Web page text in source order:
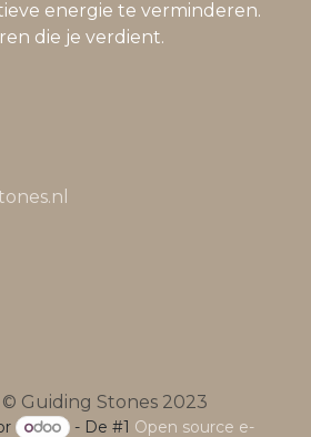
energie te verminderen.
die je verdient.
Guiding Stones 2023
- De #1 Open source e-